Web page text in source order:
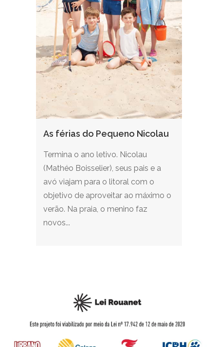
As férias do Pequeno Nicolau
Termina o ano letivo. Nicolau
(Mathéo Boisselier), seus pais e a
avó viajam para o litoral com o
objetivo de aproveitar ao máximo o
verão. Na praia, o menino faz
novos...